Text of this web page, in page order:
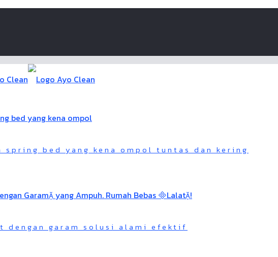
spring bed yang kena ompol tuntas dan kering
dengan garam solusi alami efektif